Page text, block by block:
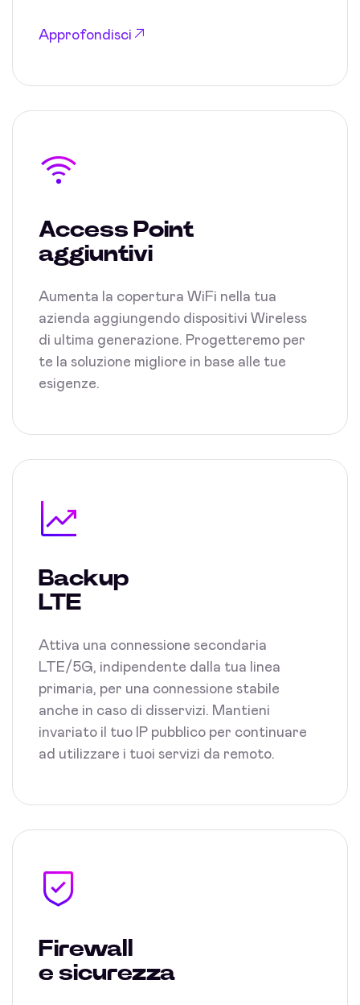
Approfondisci
Access Point
aggiuntivi
Aumenta la copertura WiFi nella tua
azienda aggiungendo dispositivi Wireless
di ultima generazione. Progetteremo per
te la soluzione migliore in base alle tue
esigenze.
Backup
LTE
Attiva una connessione secondaria
LTE/5G, indipendente dalla tua linea
primaria, per una connessione stabile
anche in caso di disservizi. Mantieni
invariato il tuo IP pubblico per continuare
ad utilizzare i tuoi servizi da remoto.
Firewall
e sicurezza